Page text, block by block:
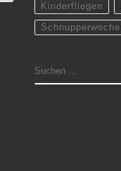
Kinderfliegen
Schnupperwoche
SUCHE